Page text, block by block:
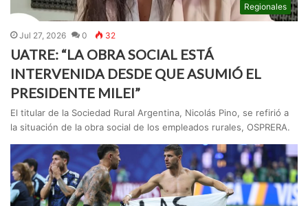
Regionales
Jul 27, 2026 0 32
UATRE: “LA OBRA SOCIAL ESTÁ
INTERVENIDA DESDE QUE ASUMIÓ EL
PRESIDENTE MILEI”
El titular de la Sociedad Rural Argentina, Nicolás Pino, se refirió a
la situación de la obra social de los empleados rurales, OSPRERA.